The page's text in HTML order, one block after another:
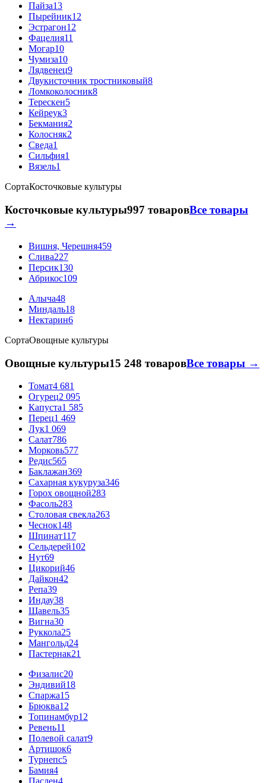
Пайза13
Пырейник12
Эстрагон12
Фацелия11
Могар10
Чумиза10
Лядвенец9
Двукисточник тростниковый8
Ломкоколосник8
Терескен5
Кейреук3
Бекмания2
Колосняк2
Сведа1
Сильфия1
Вязель1
СортаКосточковые культуры
Косточковые культуры997 товаровВсе товары
→
Вишня, Черешня459
Слива227
Персик130
Абрикос109
Алыча48
Миндаль18
Нектарин6
СортаОвощные культуры
Овощные культуры15 248 товаровВсе товары →
Томат4 681
Огурец2 095
Капуста1 585
Перец1 469
Лук1 069
Салат786
Морковь577
Редис565
Баклажан369
Сахарная кукуруза346
Горох овощной283
Фасоль283
Столовая свекла263
Чеснок148
Шпинат117
Сельдерей102
Нут69
Цикорий46
Дайкон42
Репа39
Индау38
Щавель35
Вигна30
Руккола25
Мангольд24
Пастернак21
Физалис20
Эндивий18
Спаржа15
Брюква12
Топинамбур12
Ревень11
Полевой салат9
Артишок6
Турнепс5
Бамия4